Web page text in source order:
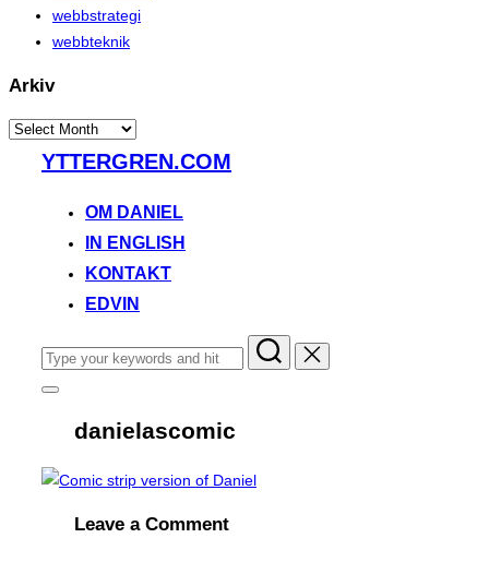
webbstrategi
webbteknik
Arkiv
Arkiv
YTTERGREN.COM
OM DANIEL
IN ENGLISH
KONTAKT
EDVIN
Search
for:
Toggle
danielascomic
Leave a Comment